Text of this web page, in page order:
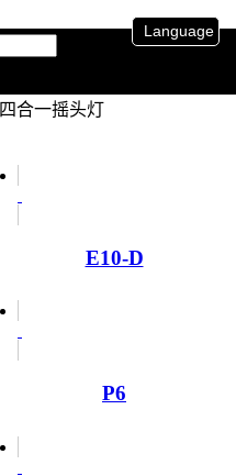
四合一摇头灯
E10-D
P6
Language